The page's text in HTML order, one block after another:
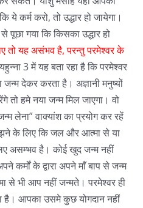
ये कर्म करो, तो उद्धार हो जायेगा।
गया कि किसका उद्धार हो
तो यह असंभव है, परन्तु परमेश्वर के
3 में यह बता रहा है कि परमेश्वर
जन्म देकर करता है। अज्ञानी मनुष्यों
हमे नया जन्म मिल जाएगा। वो
लेना” वाक्यांश का प्रयोग कर रहें
के लिए कि जल और आत्मा से या
असम्भव है। कोई खुद जन्म नहीं
कर्मों के द्वारा अपने माँ बाप से जन्म
से भी आप नहीं जन्मते। परमेश्वर ही
आपका उसमे कुछ योगदान नहीं